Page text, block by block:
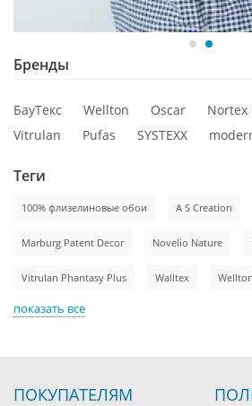
Бренды
БауТекс Wellton Oscar Nortex
Vitrulan
Pufas SYSTEXX
Теги
100% флизелиновые обои A S Creation
Marburg Patent Decor Novelio Nature
Vitrulan Phantasy Plus Walltex
показать все
ПОКУПАТЕЛЯМ